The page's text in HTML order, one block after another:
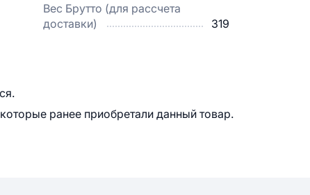
Вес Брутто (для рассчета
доставки)
319
ранее приобретали данный товар.